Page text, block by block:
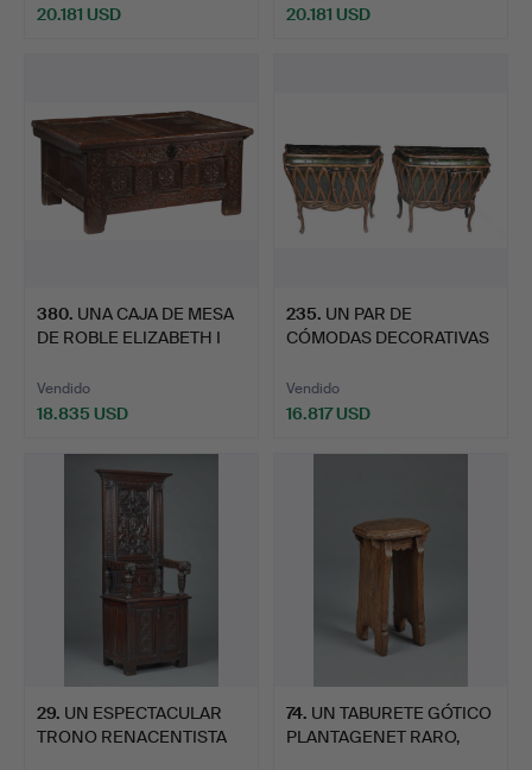
20.181 USD 20.181 USD
380. UNA CAJA DE MESA
DE ROBLE ELIZABETH I
Vendido
18.835 USD
235. UN PAR DE
CÓMODAS DECORATIVAS
Vendido
16.817 USD
29. UN ESPECTACULAR
TRONO RENACENTISTA
74. UN TABURETE GÓTICO
PLANTAGENET RARO,